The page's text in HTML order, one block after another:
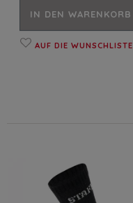
IN DEN WARENKORB
AUF DIE WUNSCHLISTE